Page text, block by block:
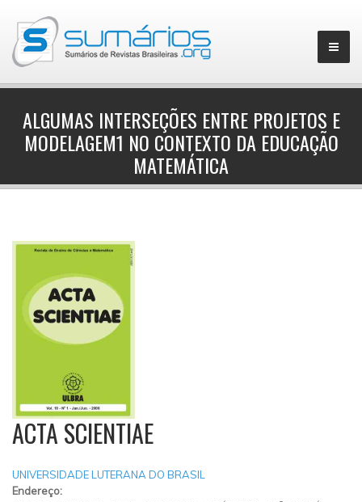
▼
ALGUMAS INTERSEÇÕES ENTRE PROJETOS E
MODELAGEM1 NO CONTEXTO DA EDUCAÇÃO
MATEMÁTICA
ACTA SCIENTIAE
UNIVERSIDADE LUTERANA DO BRASIL
Endereço: